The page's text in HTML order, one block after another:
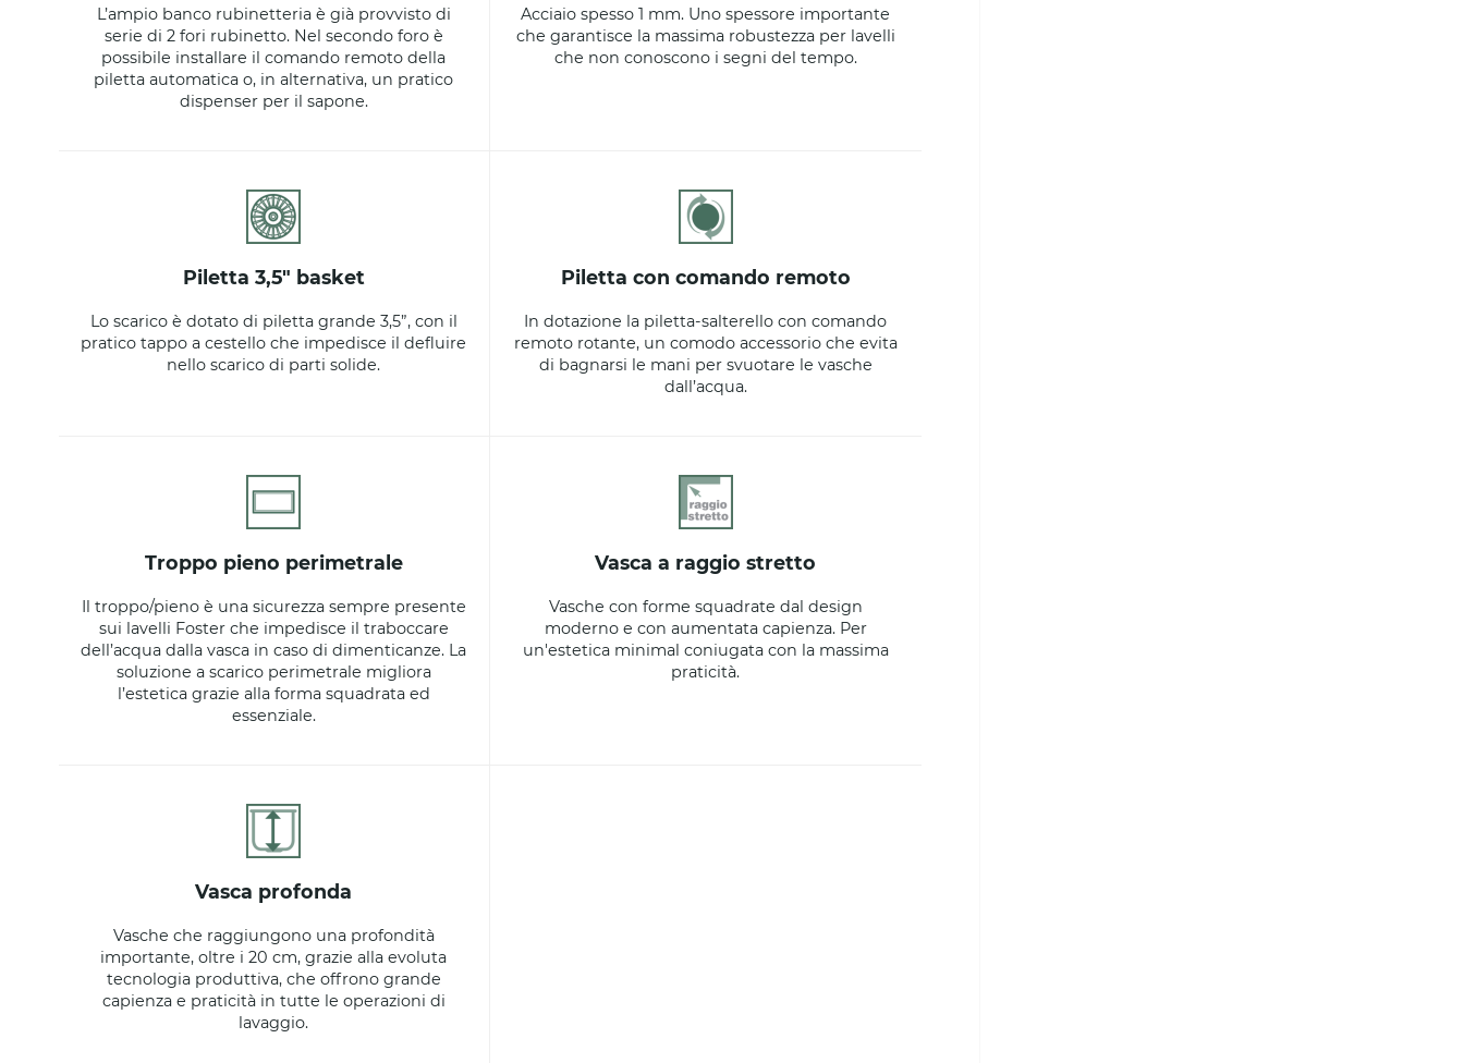
L’ampio banco rubinetteria è già provvisto di
serie di 2 fori rubinetto. Nel secondo foro è
possibile installare il comando remoto della
piletta automatica o, in alternativa, un pratico
dispenser per il sapone.
Acciaio spesso 1 mm. Uno spessore importante
che garantisce la massima robustezza per lavelli
che non conoscono i segni del tempo.
piletta 3,5" basket
Lo scarico è dotato di piletta grande 3,5”, con il
pratico tappo a cestello che impedisce il defluire
nello scarico di parti solide.
piletta con comando remoto
In dotazione la piletta-salterello con comando
remoto rotante, un comodo accessorio che evita
di bagnarsi le mani per svuotare le vasche
dall’acqua.
troppo pieno perimetrale
Il troppo/pieno è una sicurezza sempre presente
sui lavelli Foster che impedisce il traboccare
dell’acqua dalla vasca in caso di dimenticanze. La
soluzione a scarico perimetrale migliora
l’estetica grazie alla forma squadrata ed
essenziale.
vasca a raggio stretto
Vasche con forme squadrate dal design
moderno e con aumentata capienza. Per
un'estetica minimal coniugata con la massima
praticità.
vasca profonda
Vasche che raggiungono una profondità
importante, oltre i 20 cm, grazie alla evoluta
tecnologia produttiva, che offrono grande
capienza e praticità in tutte le operazioni di
lavaggio.